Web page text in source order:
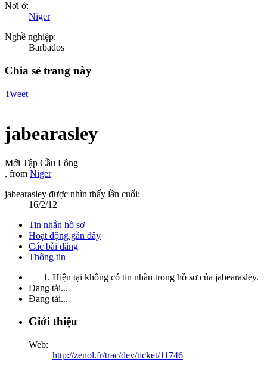
Nơi ở:
Niger
Nghề nghiệp:
Barbados
Chia sẻ trang này
Tweet
jabearasley
Mới Tập Cầu Lông
, from Niger
jabearasley được nhìn thấy lần cuối:
16/2/12
Tin nhắn hồ sơ
Hoạt động gần đây
Các bài đăng
Thông tin
Hiện tại không có tin nhắn trong hồ sơ của jabearasley.
Đang tải...
Đang tải...
Giới thiệu
Web:
http://zenol.fr/trac/dev/ticket/11746